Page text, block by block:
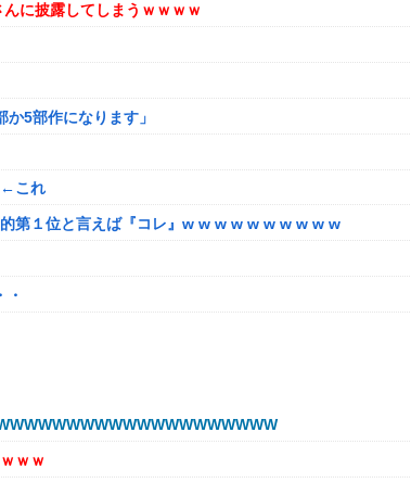
に披露してしまうｗｗｗｗ
5部作になります」
←これ
第１位と言えば『コレ』w w w w w w w w w w
集団が世界をメロメロに
吐く会社男たち！裏で告発した結果、部署解体＆異動で減
ｗｗ